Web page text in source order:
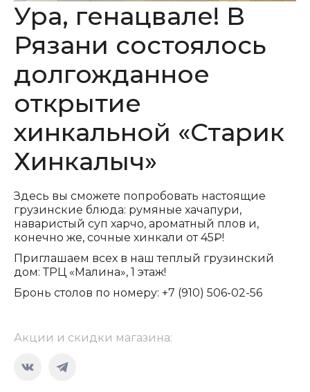
Ура, генацвале! В
Рязани состоялось
долгожданное
открытие
хинкальной «Старик
Хинкалыч»
Здесь вы сможете попробовать настоящие
грузинские блюда: румяные хачапури,
наваристый суп харчо, ароматный плов и,
конечно же, сочные хинкали от 45₽!
Приглашаем всех в наш теплый грузинский
дом: ТРЦ «Малина», 1 этаж!
Бронь столов по номеру: +7 (910) 506-02-56
Акции и скидки магазина:
СтраницаСтраница